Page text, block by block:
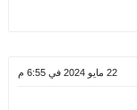
22 مايو 2024 في 6:55 م